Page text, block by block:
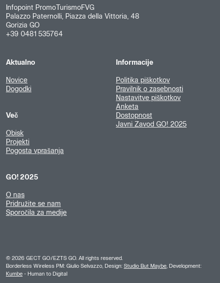
Infopoint PromoTurismoFVG
Palazzo Paternolli, Piazza della Vittoria, 48
Gorizia GO
+39 0481 535764
Aktualno
Novice
Dogodki
Več
Obisk
Projekti
Pogosta vprašanja
GO! 2025
O nas
Pridružite se nam
Sporočila za medije
Informacije
Politika piškotkov
Pravilnik o zasebnosti
Nastavitve piškotkov
Anketa
Dostopnost
Javni Zavod GO! 2025
© 2026 GECT GO/EZTS GO. All rights reserved.
Borderless Wireless PM: Giulio Selvazzo, Design: Studio But Maybe , Development:
Kumbe - Human to Digital